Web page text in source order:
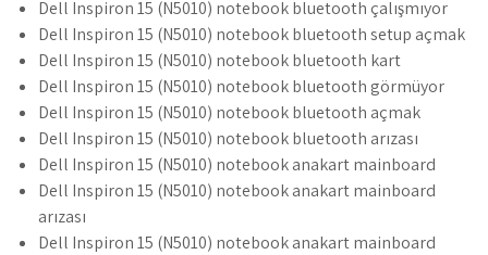
Dell Inspiron 15 (N5010) notebook bluetooth çalışmıyor
Dell Inspiron 15 (N5010) notebook bluetooth setup açmak
Dell Inspiron 15 (N5010) notebook bluetooth kart
Dell Inspiron 15 (N5010) notebook bluetooth görmüyor
Dell Inspiron 15 (N5010) notebook bluetooth açmak
Dell Inspiron 15 (N5010) notebook bluetooth arızası
Dell Inspiron 15 (N5010) notebook anakart mainboard
Dell Inspiron 15 (N5010) notebook anakart mainboard
arızası
Dell Inspiron 15 (N5010) notebook anakart mainboard